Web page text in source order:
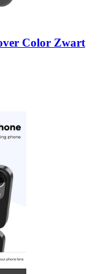
Color Zwart